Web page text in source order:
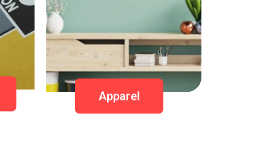
Apparel